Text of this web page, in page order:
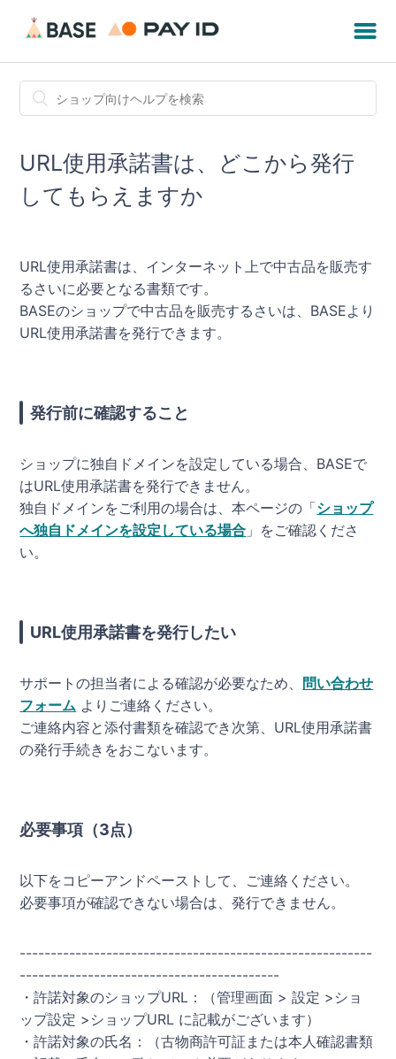
URL使用承諾書は、どこから発行
してもらえますか
URL使用承諾書は、インターネット上で中古品を販売す
るさいに必要となる書類です。
BASEのショップで中古品を販売するさいは、BASEより
URL使用承諾書を発行できます。
発行前に確認すること
ショップに独自ドメインを設定している場合、BASEで
はURL使用承諾書を発行できません。
独自ドメインをご利用の場合は、本ページの「ショップ
へ独自ドメインを設定している場合 」をご確認くださ
い。
URL使用承諾書を発行したい
サポートの担当者による確認が必要なため、 問い合わせ
フォーム よりご連絡ください。
ご連絡内容と添付書類を確認でき次第、URL使用承諾書
の発行手続きをおこないます。
必要事項（3点）
以下をコピーアンドペーストして、ご連絡ください。
必要事項が確認できない場合は、発行できません。
---------------------------------------------------------
------------------------------------------
・許諾対象のショップURL：（管理画面 > 設定 >ショ
ップ設定 >ショップURL に記載がございます）
・許諾対象の氏名：（古物商許可証または本人確認書類